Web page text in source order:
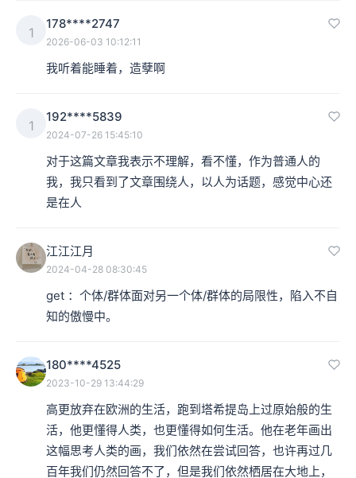
的某种期待。
因此，高更这幅画作的完整含义是，
用各种方式来克服这种有限性。
人在生与死这两者之间所感知到的矛盾，就构成了人类学
的核心问题：人是什么。同时，人类学的回答是：人是一
点？我们下一集，会来集中讨论。
我们是谁？
1
178****2747
2026-06-03 10:12:11
我听着能睡着，造孽啊
1
192****5839
2024-07-26 15:45:10
对于这篇文章我表示不理解，看不懂，作为普通人的
我，我只看到了文章围绕人，以人为话题，感觉中心还
是在人
江江江月
2024-04-28 08:30:45
get ：个体/群体面对另一个体/群体的局限性，陷入不自
知的傲慢中。
180****4525
2023-10-29 13:44:29
高更放弃在欧洲的生活，跑到塔希提岛上过原始般的生
活，他更懂得人类，也更懂得如何生活。他在老年画出
这幅思考人类的画，我们依然在尝试回答，也许再过几
百年我们仍然回答不了，但是我们依然栖居在大地上，